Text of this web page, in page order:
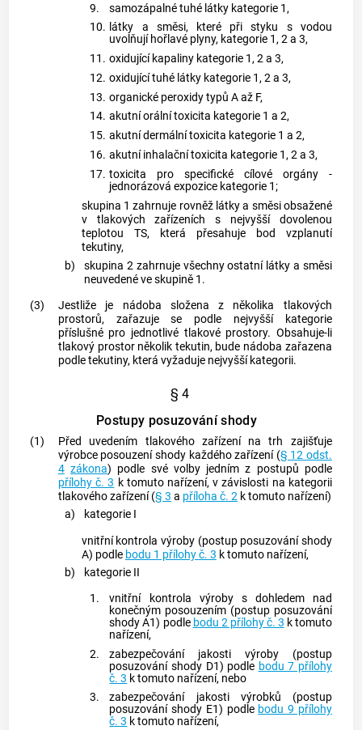
9.
samozápalné tuhé látky kategorie 1,
10. látky a směsi, které při styku s vodou
uvolňují hořlavé plyny, kategorie 1, 2 a 3,
11. oxidující kapaliny kategorie 1, 2 a 3,
12. oxidující tuhé látky kategorie 1, 2 a 3,
13. organické peroxidy typů A až F,
14. akutní orální toxicita kategorie 1 a 2,
15. akutní dermální toxicita kategorie 1 a 2,
16. akutní inhalační toxicita kategorie 1, 2 a 3,
17. toxicita pro specifické cílové orgány -
jednorázová expozice kategorie 1;
skupina 1 zahrnuje rovněž látky a směsi obsažené
v tlakových zařízeních s nejvyšší dovolenou
teplotou TS, která přesahuje bod vzplanutí
tekutiny,
b)
skupina 2 zahrnuje všechny ostatní látky a směsi
neuvedené ve skupině 1.
(3)
Jestliže je nádoba složena z několika tlakových
prostorů, zařazuje se podle nejvyšší kategorie
příslušné pro jednotlivé tlakové prostory. Obsahuje-li
tlakový prostor několik tekutin, bude nádoba zařazena
podle tekutiny, která vyžaduje nejvyšší kategorii.
§ 4
Postupy posuzování shody
(1)
Před uvedením tlakového zařízení na trh zajišťuje
výrobceposouzení shody každého zařízení (§ 12 odst.
4 zákona) podle své volby jedním z postupů podle
přílohy č. 3 k tomuto nařízení, v závislosti na kategorii
tlakového zařízení (§ 3 a příloha č. 2k tomuto nařízení)
a)
kategorie I
vnitřní kontrola výroby (postup posuzování shody
A) podle bodu 1 přílohy č. 3 k tomuto nařízení,
b)
kategorie II
1.
vnitřní kontrola výroby s dohledem nad
konečným posouzením (postup posuzování
shody A1) podle bodu 2 přílohy č. 3 k tomuto
nařízení,
2.
zabezpečování jakosti výroby (postup
posuzování shody D1) podle bodu 7 přílohy
č. 3 k tomuto nařízení, nebo
3.
zabezpečování jakosti výrobků (postup
posuzování shody E1) podle bodu 9 přílohy
č. 3 k tomuto nařízení,